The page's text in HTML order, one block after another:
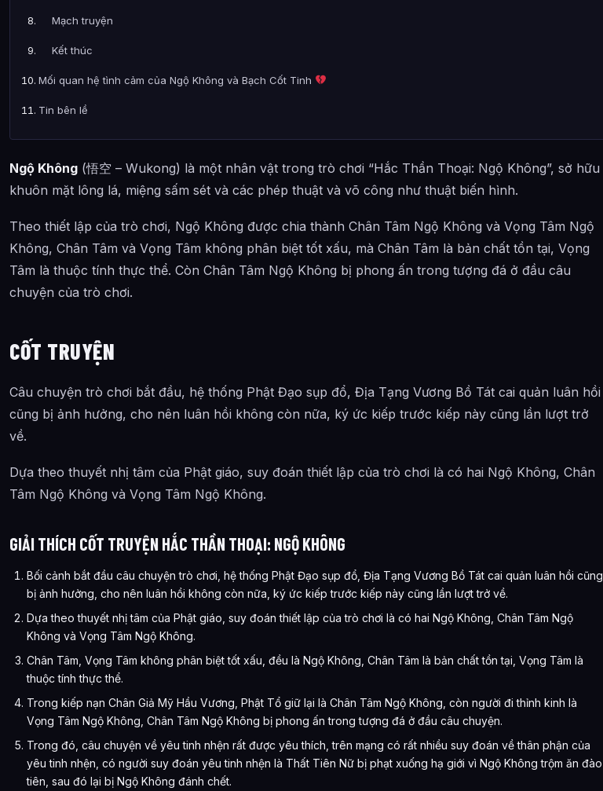
Mạch truyện
Kết thúc
Mối quan hệ tình cảm của Ngộ Không và Bạch Cốt Tinh
Tin bên lề
Ảnh về Ngộ Không trong Hắc Thần Thoại
Bài Viết Liên Quan
Câu Hỏi Thường Gặp
Ngộ Không là gì?
Cách chơi Ngộ Không hiệu quả nhất?
Thông tin về Ngộ Không được tổng hợp từ đâu?
Ngộ Không (悟空 – Wukong) là một nhân vật trong trò chơi “Hắc Thần Thoại: Ngộ Không”, sở hữu
khuôn mặt lông lá, miệng sấm sét và các phép thuật và võ công như thuật biến hình.
Theo thiết lập của trò chơi, Ngộ Không được chia thành Chân Tâm Ngộ Không và Vọng Tâm Ngộ
Không, Chân Tâm và Vọng Tâm không phân biệt tốt xấu, mà Chân Tâm là bản chất tồn tại, Vọng
Tâm là thuộc tính thực thể. Còn Chân Tâm Ngộ Không bị phong ấn trong tượng đá ở đầu câu
chuyện của trò chơi.
CỐT TRUYỆN
Câu chuyện trò chơi bắt đầu, hệ thống Phật Đạo sụp đổ, Địa Tạng Vương Bồ Tát cai quản luân hồi
cũng bị ảnh hưởng, cho nên luân hồi không còn nữa, ký ức kiếp trước kiếp này cũng lần lượt trở
về.
Dựa theo thuyết nhị tâm của Phật giáo, suy đoán thiết lập của trò chơi là có hai Ngộ Không, Chân
Tâm Ngộ Không và Vọng Tâm Ngộ Không.
GIẢI THÍCH CỐT TRUYỆN HẮC THẦN THOẠI: NGỘ KHÔNG
Bối cảnh bắt đầu câu chuyện trò chơi, hệ thống Phật Đạo sụp đổ, Địa Tạng Vương Bồ Tát cai quản luân hồi cũng
bị ảnh hưởng, cho nên luân hồi không còn nữa, ký ức kiếp trước kiếp này cũng lần lượt trở về.
Dựa theo thuyết nhị tâm của Phật giáo, suy đoán thiết lập của trò chơi là có hai Ngộ Không, Chân Tâm Ngộ
Không và Vọng Tâm Ngộ Không.
Chân Tâm, Vọng Tâm không phân biệt tốt xấu, đều là Ngộ Không, Chân Tâm là bản chất tồn tại, Vọng Tâm là
thuộc tính thực thể.
Trong kiếp nạn Chân Giả Mỹ Hầu Vương, Phật Tổ giữ lại là Chân Tâm Ngộ Không, còn người đi thỉnh kinh là
Vọng Tâm Ngộ Không, Chân Tâm Ngộ Không bị phong ấn trong tượng đá ở đầu câu chuyện.
Trong đó, câu chuyện về yêu tinh nhện rất được yêu thích, trên mạng có rất nhiều suy đoán về thân phận của
yêu tinh nhện, có người suy đoán yêu tinh nhện là Thất Tiên Nữ bị phạt xuống hạ giới vì Ngộ Không trộm ăn đào
tiên, sau đó lại bị Ngộ Không đánh chết.